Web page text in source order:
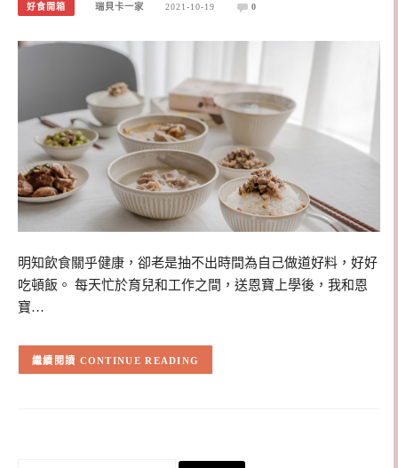
好食開箱 瑞貝卡一家 2021-10-19 0
明知飲食關乎健康，卻老是抽不出時間為自己做道好料，好好
吃頓飯。 每天忙於育兒和工作之間，送恩寶上學後，我和恩
寶…
CONTINUE READING